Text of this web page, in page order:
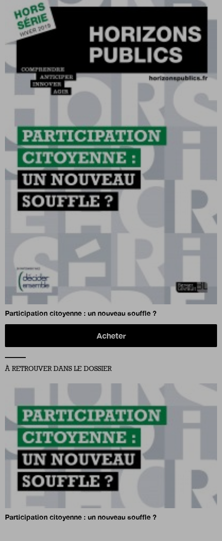
Participation citoyenne : un nouveau souffle ?
Acheter
À RETROUVER DANS LE DOSSIER
Participation citoyenne : un nouveau souffle ?